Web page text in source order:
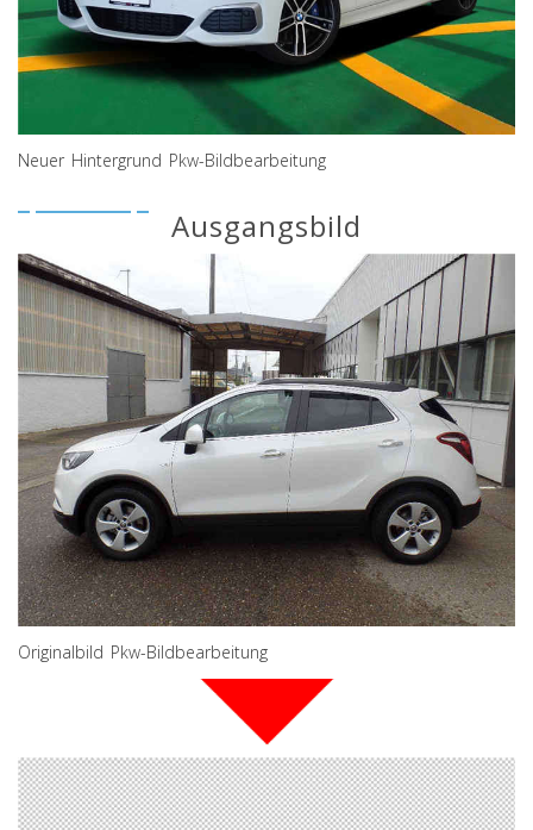
Neuer Hintergrund Pkw-Bildbearbeitung
Ausgangsbild
Originalbild Pkw-Bildbearbeitung